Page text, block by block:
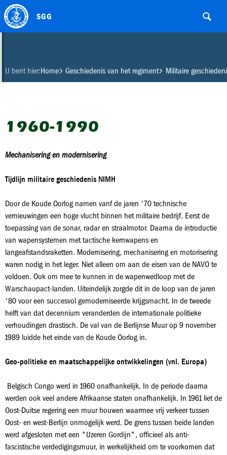
SGG
U bent hier:Home Geschiedenis van het regiment Militaire
1960-1990
Mechanisering en modernisering
Tijdlijn militaire geschiedenis NIMH
Door de Koude Oorlog namen vanf de jaren '70 technische
vernieuwingen een hoge vlucht binnen het militaire bedrijf. Eerst de
toepassing van de sonar, radar en straalmotor. Daarna de introductie
van wapensystemen met tactische kernwapens en
langeafstandsraketten. Modernisering, mechanisering en motorisering
waren nodig in het leger. Niet alleen om aan de eisen van de NAVO te
voldoen. Ook om mee te kunnen in de wapenwedloop met de
Warschaupact-landen. Uiteindelijk zorgde dit in de loop van de jaren
'80 voor een succesvol gemoderniseerde krijgsmacht. In de tweede
helft van dat decennium veranderden de internationale politieke
verhoudingen drastisch. De val van de Berlijnse Muur op 9 november
1989 luidde het einde van de Koude Oorlog in.
Geo-politieke en maatschappelijke ontwikkelingen (vnl. Europa)
Belgisch Congo werd in 1960 onafhankelijk. In de periode daarna
werden ook veel andere Afrikaanse staten onafhankelijk. In 1961 liet de
Oost-Duitse regering een muur bouwen waarmee vrij verkeer tussen
Oost- en west-Berlijn onmogelijk werd. De grens tussen beide landen
werd afgesloten met een "IJzeren Gordijn", officieel als anti-
fascistische verdedigingsmuur, in werkelijkheid om te voorkomen dat